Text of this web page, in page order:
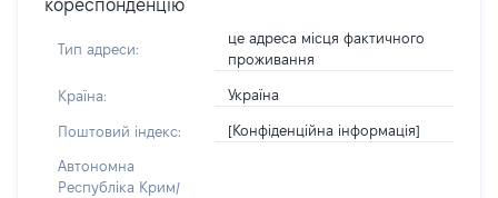
кореспонденцію
Тип адреси:
це адреса місця фактичного
проживання
Країна: Україна
Поштовий індекс: [Конфіденційна інформація]
Автономна
Республіка Крим/